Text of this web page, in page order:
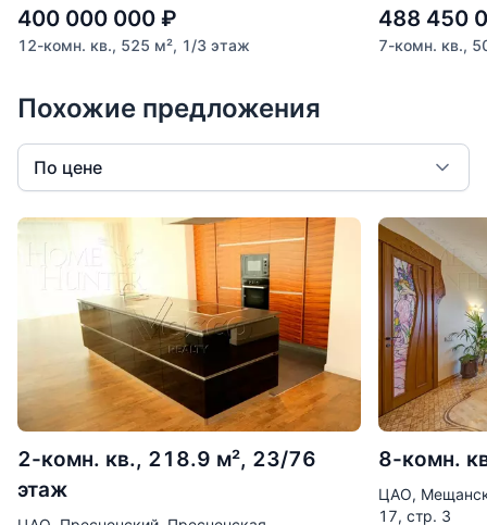
400 000 000 ₽
12-комн. кв., 525 м², 1/3 этаж
488 450
7-комн. кв.,
Похожие предложения
По цене
2-комн. кв., 218.9 м², 23/76
этаж
8-комн.
ЦАО,
17, стр. 3